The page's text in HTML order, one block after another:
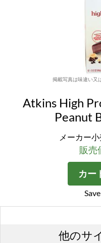
掲載写真は味違い又
Atkins High
Peanut
メーカー
販売
カー
他のサ